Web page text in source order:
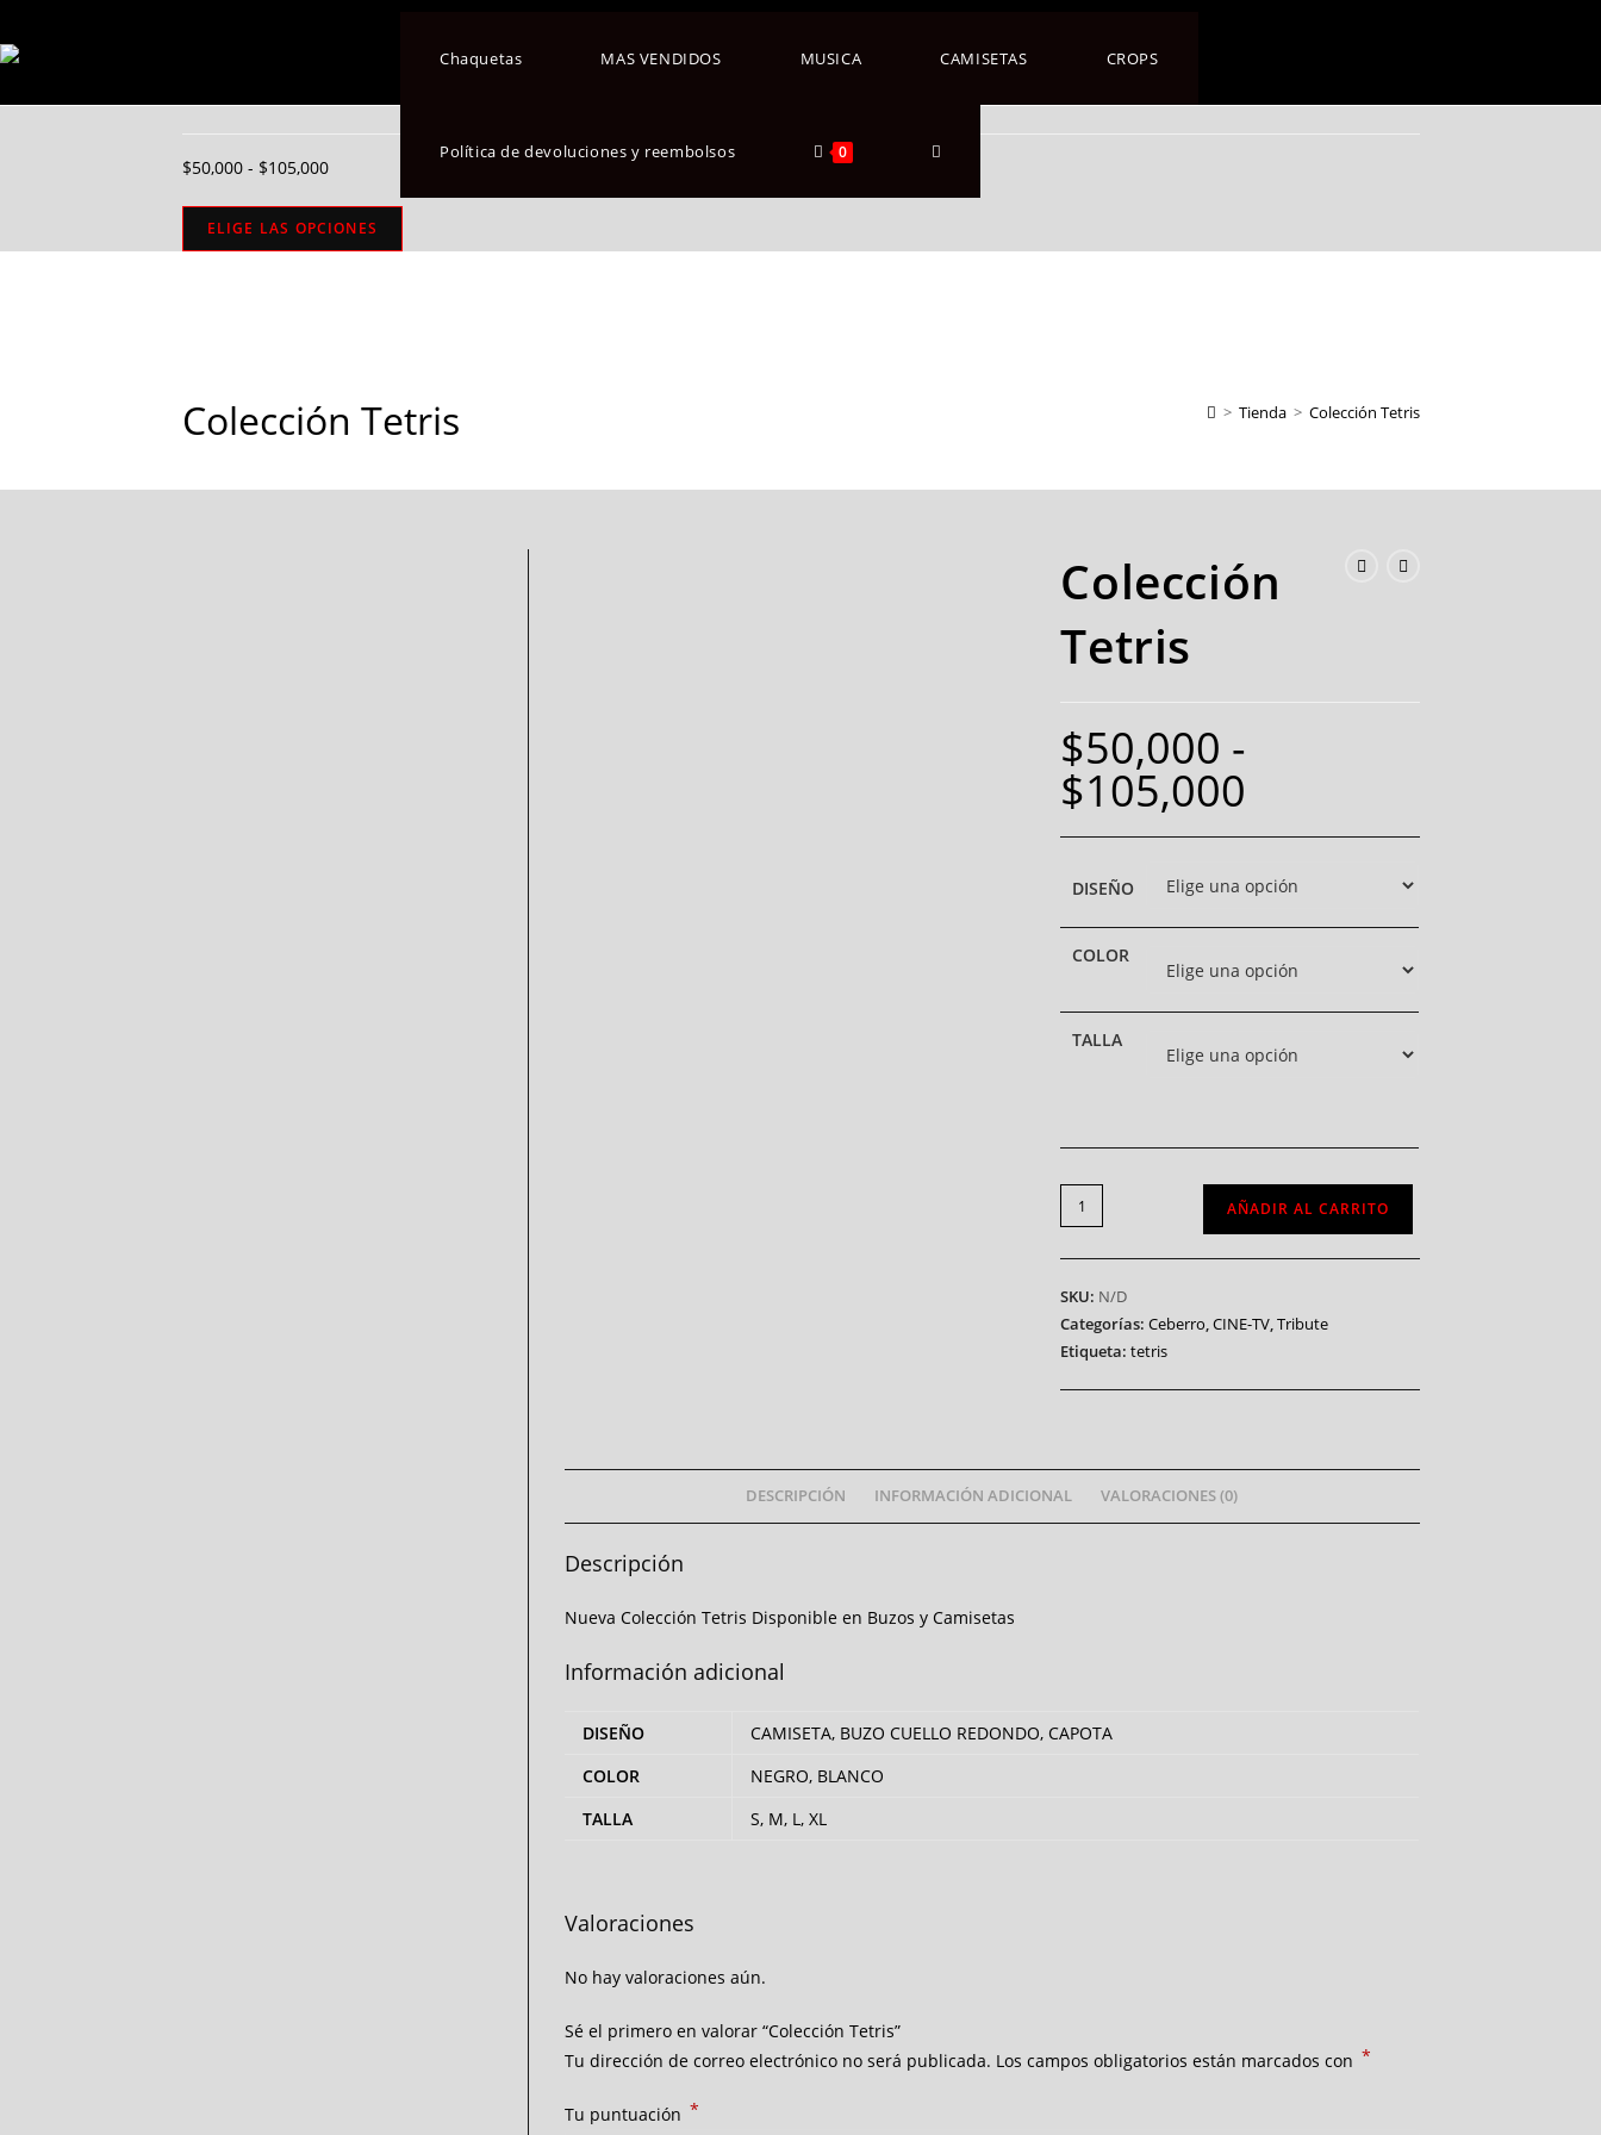
Chaquetas MAS VENDIDOS MUSICA CAMISETAS CROPS
Política de devoluciones y reembolsos 0
Colección Tetris
$50,000 - $105,000
ELIGE LAS OPCIONES
Colección Tetris > Tienda > Colección Tetris
Colección
Tetris
$50,000 -
$105,000
DISEÑO
COLOR
TALLA
AÑADIR AL CARRITO
SKU: N/D
Categorías:Ceberro,CINE-TV,Tribute
Etiqueta:tetris
DESCRIPCIÓN INFORMACIÓN ADICIONAL VALORACIONES (0)
Descripción
Nueva Colección Tetris Disponible en Buzos y Camisetas
Información adicional
DISEÑO
CAMISETA, BUZO CUELLO REDONDO, CAPOTA
COLOR
NEGRO, BLANCO
TALLA
S, M, L, XL
Valoraciones
No hay valoraciones aún.
Sé el primero en valorar “Colección Tetris”
Tu dirección de correo electrónico no será publicada. Los campos obligatorios están marcados con *
Tu puntuación *